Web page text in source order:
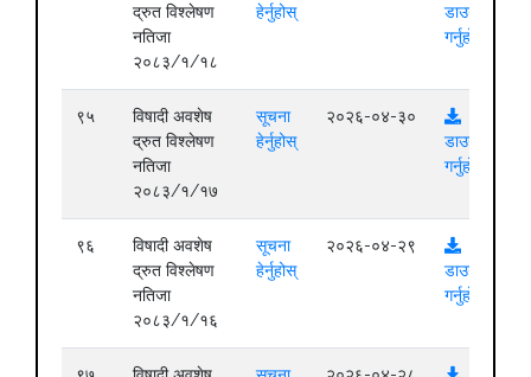
द्रुत विश्लेषण
नतिजा
२०८३/१/१८
हेर्नुहोस्
डाउनलोड
गर्नुहोस्
९५
विषादी अवशेष
द्रुत विश्लेषण
नतिजा
२०८३/१/१७
सूचना
हेर्नुहोस्
२०२६-०४-३०
डाउनलोड
गर्नुहोस्
९६
विषादी अवशेष
द्रुत विश्लेषण
नतिजा
२०८३/१/१६
सूचना
हेर्नुहोस्
२०२६-०४-२९
डाउनलोड
गर्नुहोस्